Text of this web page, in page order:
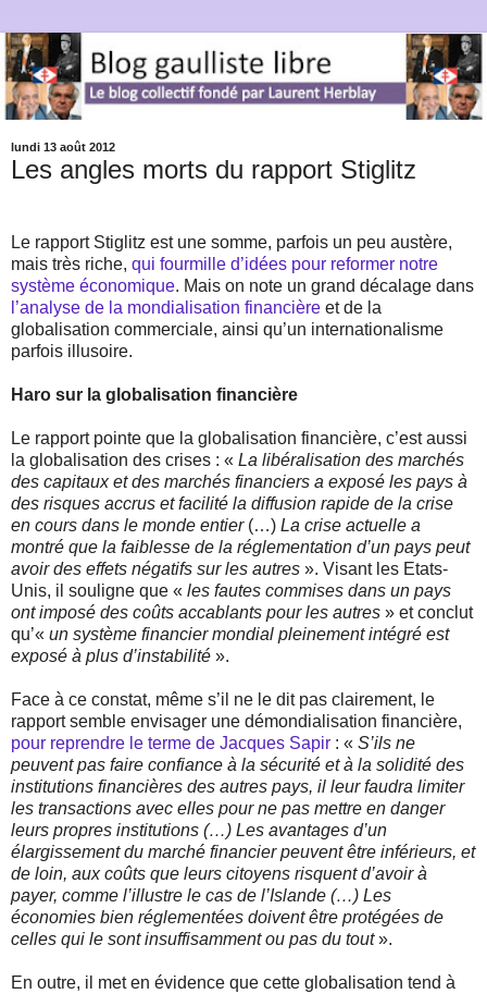
lundi 13 août 2012
Les angles morts du rapport Stiglitz
Le rapport Stiglitz est une somme, parfois un peu austère,
mais très riche, qui fourmille d’idées pour reformer notre
système économique. Mais on note un grand décalage dans
l’analyse de la mondialisation financière et de la
globalisation commerciale, ainsi qu’un internationalisme
parfois illusoire.
Haro sur la globalisation financière
Le rapport pointe que la globalisation financière, c’est aussi
la globalisation des crises : « La libéralisation des marchés
des capitaux et des marchés financiers a exposé les pays à
des risques accrus et facilité la diffusion rapide de la crise
en cours dans le monde entier (…) La crise actuelle a
montré que la faiblesse de la réglementation d’un pays peut
avoir des effets négatifs sur les autres ». Visant les Etats-
Unis, il souligne que « les fautes commises dans un pays
ont imposé des coûts accablants pour les autres » et conclut
qu’« un système financier mondial pleinement intégré est
exposé à plus d’instabilité ».
Face à ce constat, même s’il ne le dit pas clairement, le
rapport semble envisager une démondialisation financière,
pour reprendre le terme de Jacques Sapir : « S’ils ne
peuvent pas faire confiance à la sécurité et à la solidité des
institutions financières des autres pays, il leur faudra limiter
les transactions avec elles pour ne pas mettre en danger
leurs propres institutions (…) Les avantages d’un
élargissement du marché financier peuvent être inférieurs, et
de loin, aux coûts que leurs citoyens risquent d’avoir à
payer, comme l’illustre le cas de l’Islande (…) Les
économies bien réglementées doivent être protégées de
celles qui le sont insuffisamment ou pas du tout».
En outre, il met en évidence que cette globalisation tend à